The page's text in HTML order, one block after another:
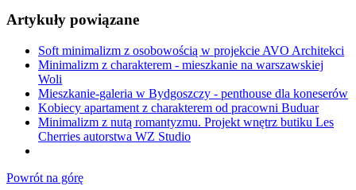
Artykuły powiązane
Soft minimalizm z osobowością w projekcie AVO Architekci
Minimalizm z charakterem - mieszkanie na warszawskiej
Woli
Mieszkanie-galeria w Bydgoszczy - penthouse dla koneserów
Kobiecy apartament z charakterem od pracowni Buduar
Minimalizm z nutą romantyzmu. Projekt wnętrz butiku Les
Cherries autorstwa WZ Studio
Powrót na górę